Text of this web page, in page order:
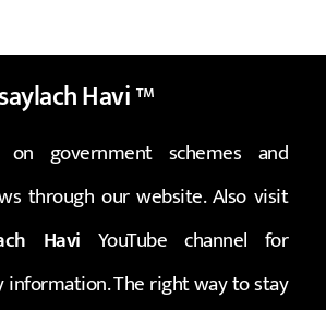
Havi™
on government schemes and
through our website. Also visit
Havi YouTube channel for
information. The right way to stay